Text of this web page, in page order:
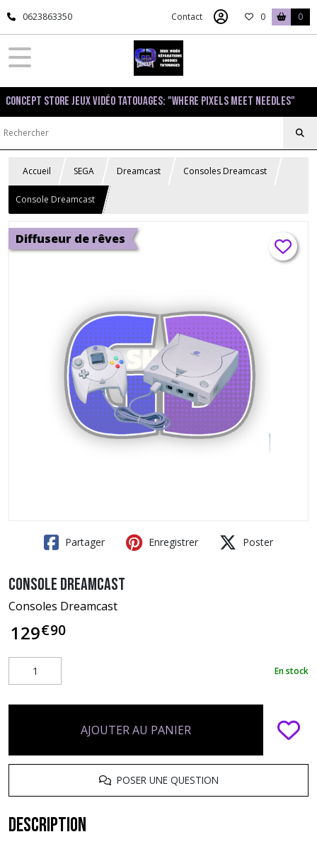
0623863350 Contact 0 0
Concept Store Jeux Vidéo Tatouages: "Where pixels meet needles"
Accueil SEGA Dreamcast Consoles Dreamcast
Console Dreamcast
Diffuseur de rêves
Partager Enregistrer Poster
Console Dreamcast
Consoles Dreamcast
129€90
En stock
AJOUTER AU PANIER
POSER UNE QUESTION
Description